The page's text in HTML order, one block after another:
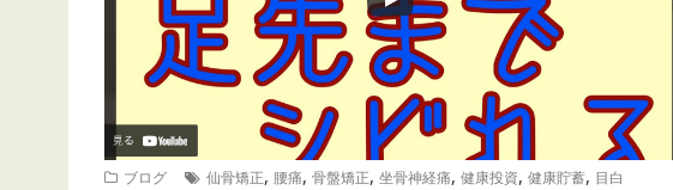
ブログ 仙骨矯正, 腰痛, 骨盤矯正, 坐骨神経痛, 健康投資, 健康貯蓄, 目白